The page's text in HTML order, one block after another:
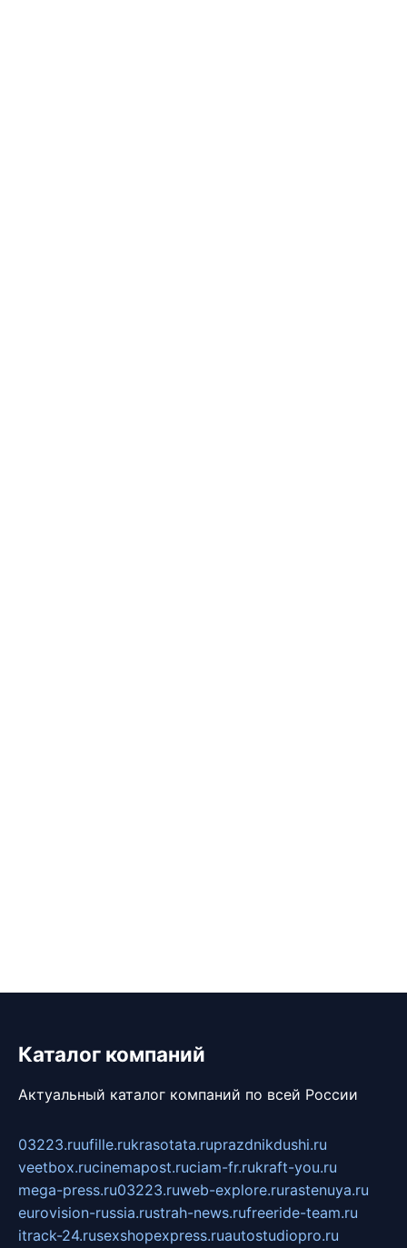
Каталог компаний
Актуальный каталог компаний по всей России
03223.ruufille.rukrasotata.ruprazdnikdushi.ru
veetbox.rucinemapost.ruciam-fr.rukraft-you.ru
mega-press.ru03223.ruweb-explore.rurastenuya.ru
eurovision-russia.rustrah-news.rufreeride-team.ru
itrack-24.rusexshopexpress.ruautostudiopro.ru